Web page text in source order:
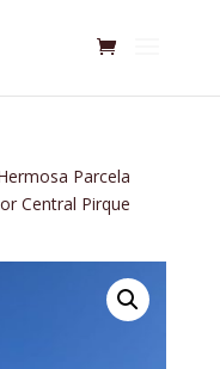
Parcela
Central Pirque